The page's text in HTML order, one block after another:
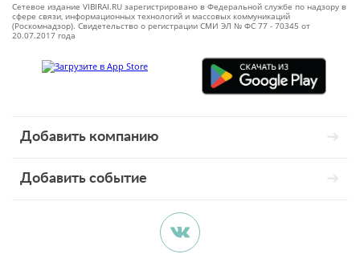
Сетевое издание VIBIRAI.RU зарегистрировано в Федеральной службе по надзору в
сфере связи, информационных технологий и массовых коммуникаций
(Роскомнадзор). Свидетельство о регистрации СМИ ЭЛ № ФС 77 - 70345 от
20.07.2017 года
Добавить компанию
Добавить событие